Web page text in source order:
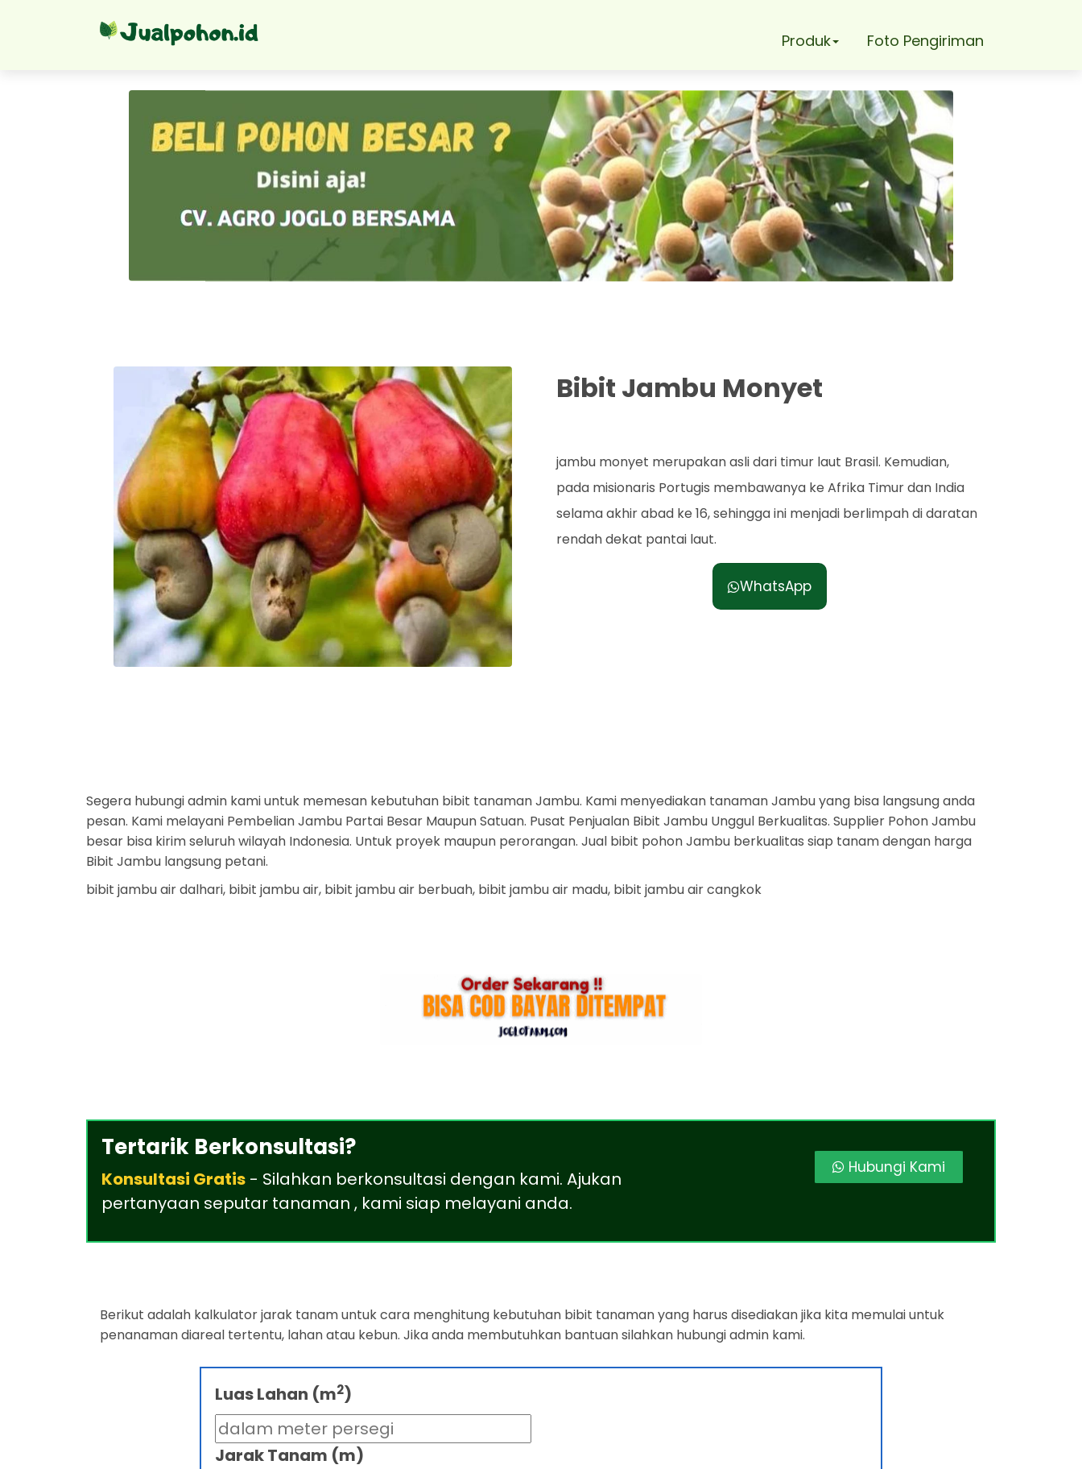
Produk Foto Pengiriman
Bibit Jambu Monyet
jambu monyet merupakan asli dari timur laut Brasil. Kemudian,
pada misionaris Portugis membawanya ke Afrika Timur dan India
selama akhir abad ke 16, sehingga ini menjadi berlimpah di daratan
rendah dekat pantai laut.
WhatsApp
Segera hubungi admin kami untuk memesan kebutuhan bibit tanaman Jambu. Kami menyediakan tanaman Jambu yang bisa langsung anda
pesan. Kami melayani Pembelian Jambu Partai Besar Maupun Satuan. Pusat Penjualan Bibit Jambu Unggul Berkualitas. Supplier Pohon Jambu
besar bisa kirim seluruh wilayah Indonesia. Untuk proyek maupun perorangan. Jual bibit pohon Jambu berkualitas siap tanam dengan harga
Bibit Jambu langsung petani.
bibit jambu air dalhari, bibit jambu air, bibit jambu air berbuah, bibit jambu air madu, bibit jambu air cangkok
Tertarik Berkonsultasi?
Konsultasi Gratis - Silahkan berkonsultasi dengan kami. Ajukan
pertanyaan seputar tanaman , kami siap melayani anda.
Hubungi Kami
Berikut adalah kalkulator jarak tanam untuk cara menghitung kebutuhan bibit tanaman yang harus disediakan jika kita memulai untuk
penanaman diareal tertentu, lahan atau kebun. Jika anda membutuhkan bantuan silahkan hubungi admin kami.
Luas Lahan (m2)
Jarak Tanam (m)